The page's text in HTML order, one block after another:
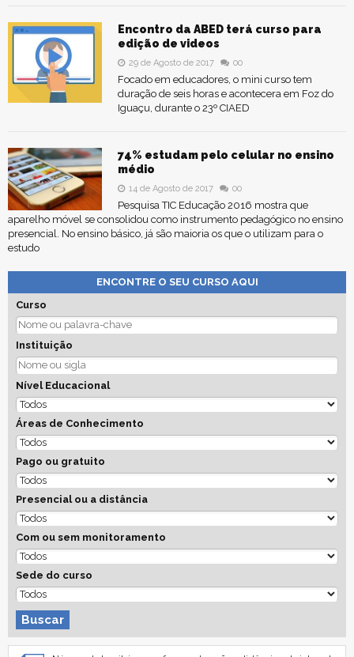
Encontro da ABED terá curso para
edição de videos
29 de Agosto de 2017 00
Focado em educadores, o mini curso tem
duração de seis horas e acontecera em Foz do
Iguaçu, durante o 23º CIAED
74% estudam pelo celular no ensino
médio
14 de Agosto de 2017 00
Pesquisa TIC Educação 2016 mostra que
aparelho móvel se consolidou como instrumento pedagógico no ensino
presencial. No ensino básico, já são maioria os que o utilizam para o
estudo
ENCONTRE O SEU CURSO AQUI
Curso
Instituição
Nível Educacional
Áreas de Conhecimento
Pago ou gratuito
Presencial ou a distância
Com ou sem monitoramento
Sede do curso
Buscar